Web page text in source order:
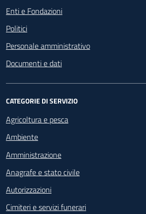
Enti e Fondazioni
Politici
Personale amministrativo
Documenti e dati
CATEGORIE DI SERVIZIO
Agricoltura e pesca
Ambiente
Amministrazione
Anagrafe e stato civile
Autorizzazioni
Cimiteri e servizi funerari